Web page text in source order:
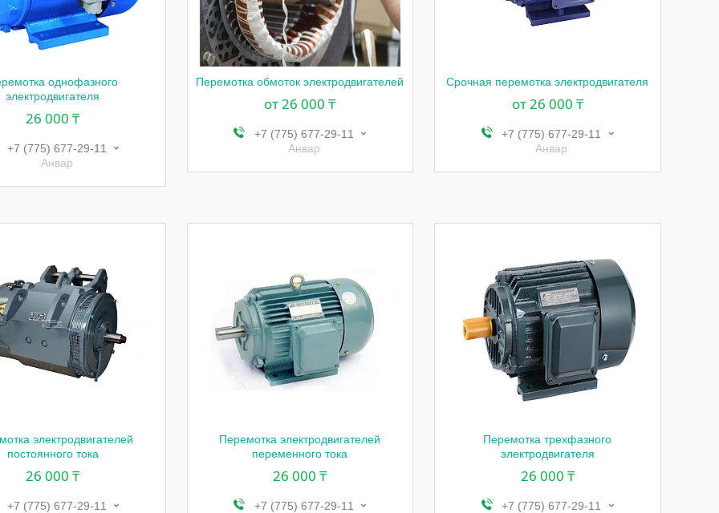
однофазного
электродвигателя
26 000 ₸
+7 (775) 677-29-11
Анвар
Перемотка обмоток электродвигателей
от 26 000 ₸
+7 (775) 677-29-11
Анвар
Срочная перемотка электродвигателя
от 26 000 ₸
+7 (775) 677-29-11
Анвар
электродвигателей
постоянного тока
26 000 ₸
+7 (775) 677-29-11
Перемотка электродвигателей
переменного тока
26 000 ₸
+7 (775) 677-29-11
Перемотка трехфазного
электродвигателя
26 000 ₸
+7 (775) 677-29-11